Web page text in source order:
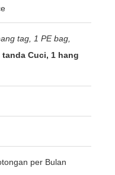
tag, 1 PE bag,
tanda Cuci, 1 hang
per Bulan